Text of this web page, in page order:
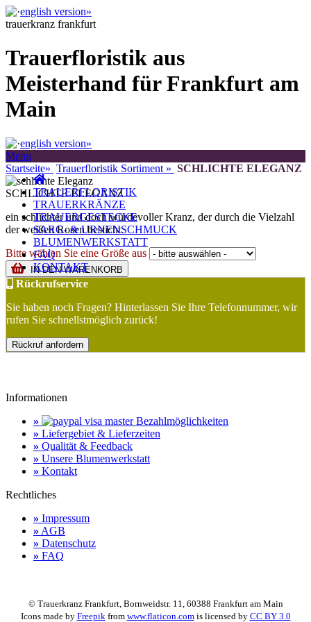
english version»
trauerkranz frankfurt
Trauerfloristik aus
Meisterhand für Frankfurt am
Main
english version»
Menu
TRAUERFLORISTIK
TRAUERKRÄNZE
TRAUERGESTECKE
SARG- & URNENSCHMUCK
BLUMENWERKSTATT
FAQ
KONTAKT
Startseite» Trauerfloristik Sortiment » SCHLICHTE ELEGANZ
SCHLICHTE ELEGANZ
ein schlichter und doch würdevoller Kranz, der durch die Vielzahl
der weißen Rosen besticht.
Bitte wählen Sie eine Größe aus
IN DEN WARENKORB
Rückrufservice
Sie haben noch Fragen? Hinterlassen Sie Ihre Telefonnummer, wir
rufen Sie schnellstmöglich zurück!
Rückruf anfordern
Informationen
»
Bezahlmöglichkeiten
» Liefergebiet & Lieferzeiten
» Qualität & Feedback
» Unsere Blumenwerkstatt
» Kontakt
Rechtliches
» Impressum
» AGB
» Datenschutz
» FAQ
© Trauerkranz Frankfurt, Bornweidstr. 11, 60388 Frankfurt am Main
Icons made by Freepik from www.flaticon.comis licensed by CC BY 3.0